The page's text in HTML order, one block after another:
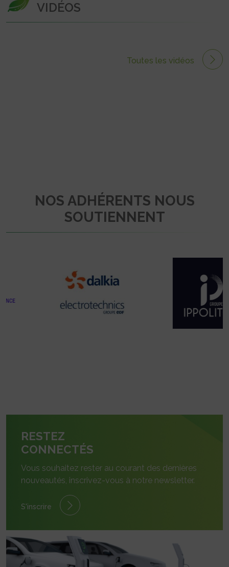
VIDÉOS
Toutes les vidéos
NOS ADHÉRENTS NOUS
SOUTIENNENT
RESTEZ
CONNECTÉS
Vous souhaitez rester au courant des dernières
nouveautés, inscrivez-vous à notre newsletter.
S'inscrire